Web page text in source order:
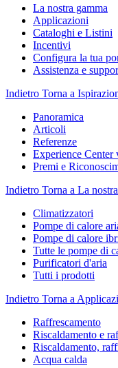
La nostra gamma
Applicazioni
Cataloghi e Listini
Incentivi
Configura la tua
Assistenza e
Indietro Torna a
Panoramica
Articoli
Referenze
Experience Center
Premi e
Indietro Torna a La
Climatizzatori
Pompe di calore
Pompe di calore
Tutte le pompe di
Purificatori d'aria
Tutti i prodotti
Indietro Torna a
Raffrescamento
Riscaldamento e
Riscaldamento,
Acqua calda